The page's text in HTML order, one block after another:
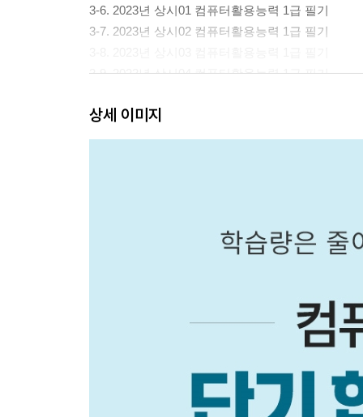
3-6. 2023년 상시01 컴퓨터활용능력 1급 필기
3-7. 2023년 상시02 컴퓨터활용능력 1급 필기
3-9. 2023년 상시04 컴퓨터활용능력 1급 필기
3-11. 2022년 상시01 컴퓨터활용능력 1급 필기
3-12. 2022년 상시02 컴퓨터활용능력 1급 필기
상세 이미지